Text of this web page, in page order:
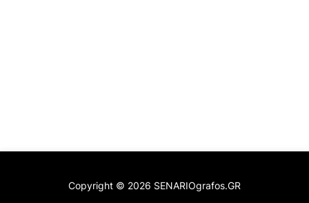
Copyright © 2026 SENARIOgrafos.GR